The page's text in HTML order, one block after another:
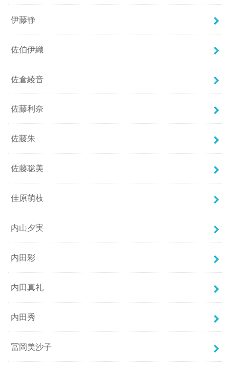
伊藤静
佐伯伊織
佐倉綾音
佐藤利奈
佐藤朱
佐藤聡美
佳原萌枝
内山夕実
内田彩
内田真礼
内田秀
冨岡美沙子